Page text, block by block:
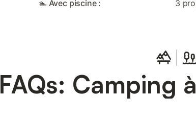
🏊 Avec piscine : 3
FAQs: Camping